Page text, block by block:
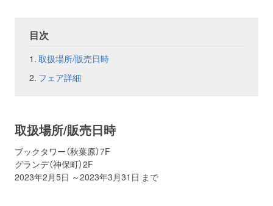
目次
取扱場所/販売日時
フェア詳細
取扱場所/販売日時
ブックタワー（秋葉原）7F
グランデ（神保町）2F
2023年2月5日 ～2023年3月31日 まで
フェア